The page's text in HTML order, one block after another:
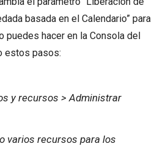
basada en el Calendario” para
puedes hacer en la Consola del
estos pasos:
y recursos > Administrar
varios recursos para los